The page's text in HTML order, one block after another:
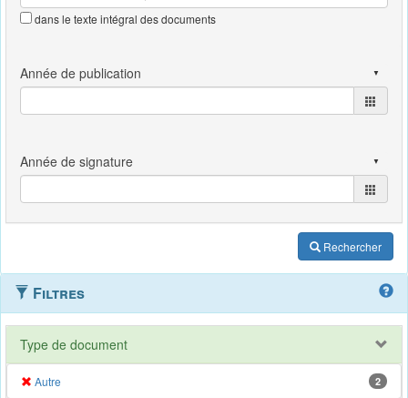
dans le texte intégral des documents
Rechercher
Filtres
Type de document
Autre 2